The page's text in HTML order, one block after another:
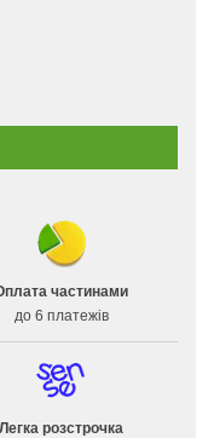
частинами
до 6 платежів
Легка розстрочка